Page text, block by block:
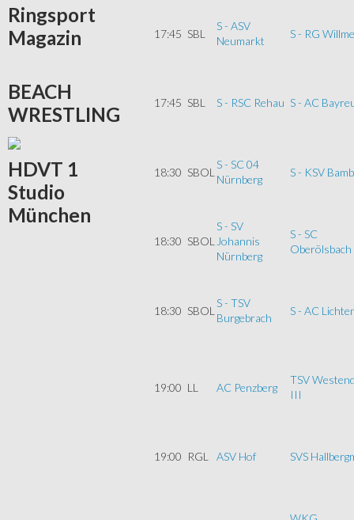
17:45 SBL
S - ASV
Neumarkt
S - RG
17:45 SBL S - RSC Rehau S - AC
18:30 SBOL
S - SC 04
Nürnberg
S - KSV
18:30 SBOL
S - SV
Johannis
Nürnberg
S - SC
Oberölsbach
18:30 SBOL
S - TSV
Burgebrach
S - AC
19:00 LL AC Penzberg
TSV
III
19:00 RGL ASV Hof SVS
Ringsport
Magazin
BEACH
WRESTLING
HDVT 1
Studio
München